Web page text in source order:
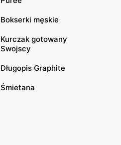
Bokserki męskie
Kurczak gotowany
Swojscy
Długopis Graphite
Śmietana